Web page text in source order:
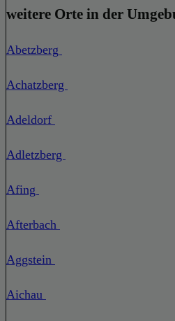
weitere Orte in der
Abetzberg
Achatzberg
Adeldorf
Adletzberg
Afing
Afterbach
Aggstein
Aichau